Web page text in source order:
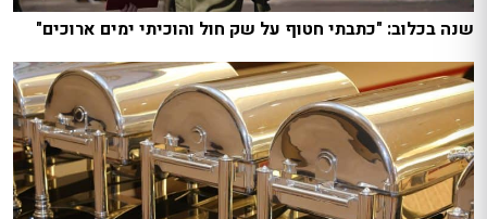
שנה בכלוב: "כתבתי חטוף על שק חול והוכיתי ימים ארוכים"